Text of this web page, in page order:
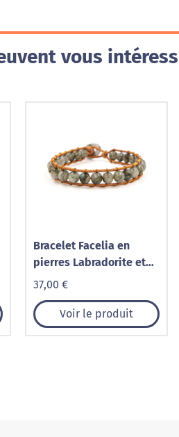
vous
Bracelet Facelia en
pierres Labradorite et
cuir véritable
37,00 €
Voir le produit